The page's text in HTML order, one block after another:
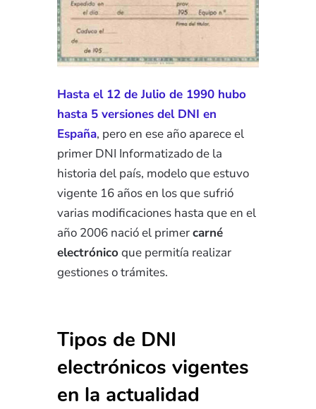
Hasta el 12 de Julio de 1990 hubo
hasta 5 versiones del DNI en
España, pero en ese año aparece el
primer DNI Informatizado de la
historia del país, modelo que estuvo
vigente 16 años en los que sufrió
varias modificaciones hasta que en el
año 2006 nació el primercarné
electrónico que permitía realizar
gestiones o trámites.
Tipos de DNI
electrónicos vigentes
en la actualidad